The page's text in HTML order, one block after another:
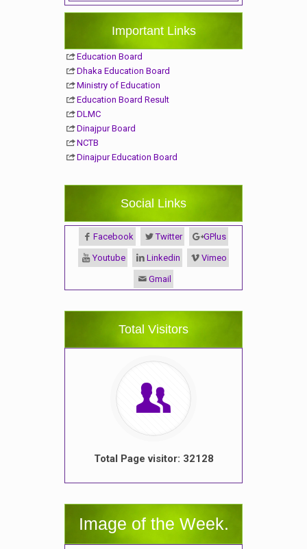
Important Links
Education Board
Dhaka Education Board
Ministry of Education
Education Board Result
DLMC
Dinajpur Board
NCTB
Dinajpur Education Board
Social Links
Facebook Twitter GPlus
Youtube Linkedin Vimeo
Gmail
Total Visitors
Total Page visitor: 32128
Image of the Week.